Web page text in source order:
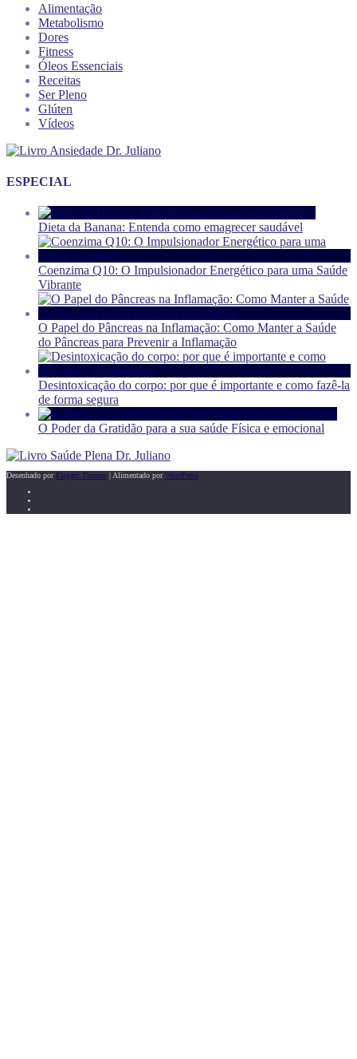
Alimentação
Metabolismo
Dores
Fitness
Óleos Essenciais
Receitas
Ser Pleno
Glúten
Vídeos
ESPECIAL
Dieta da Banana: Entenda como emagrecer saudável
Coenzima Q10: O Impulsionador Energético para uma Saúde
Vibrante
O Papel do Pâncreas na Inflamação: Como Manter a Saúde
do Pâncreas para Prevenir a Inflamação
Desintoxicação do corpo: por que é importante e como fazê-la
de forma segura
O Poder da Gratidão para a sua saúde Física e emocional
Desenhado por Elegant Themes | Alimentado porWordPress